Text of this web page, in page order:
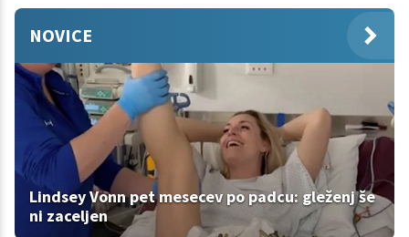
NOVICE
Lindsey Vonn pet mesecev po padcu: gleženj še
ni zaceljen